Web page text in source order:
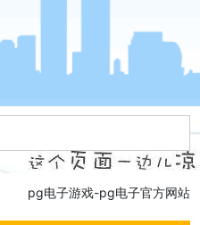
pg电子游戏-pg电子官方网站